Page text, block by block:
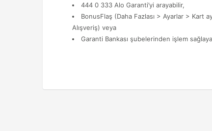
444 0 333 Alo Garanti’yi arayabilir,
BonusFlaş (Daha Fazlası > Ayarlar > Kart
Alışveriş) veya
Garanti Bankası şubelerinden işlem